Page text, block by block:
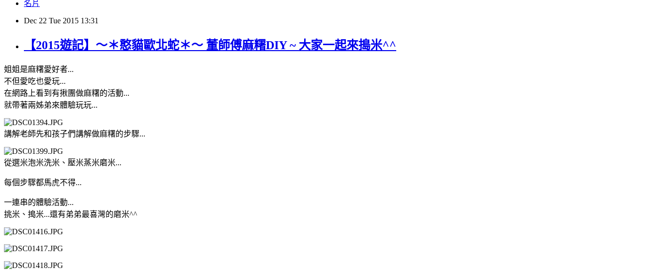
名片
Dec 22 Tue 2015 13:31
【2015遊記】～＊憨貓歐北蛇＊～ 董師傅麻糬DIY ~ 大家一起來搗米^^
姐姐是麻糬愛好者...
不但愛吃也愛玩...
在網路上看到有揪團做麻糬的活動...
就帶著兩姊弟來體驗玩玩...
講解老師先和孩子們講解做麻糬的步驟...
從選米泡米洗米、壓米蒸米磨米...
每個步驟都馬虎不得...
一連串的體驗活動...
挑米、搗米...還有弟弟最喜灣的磨米^^